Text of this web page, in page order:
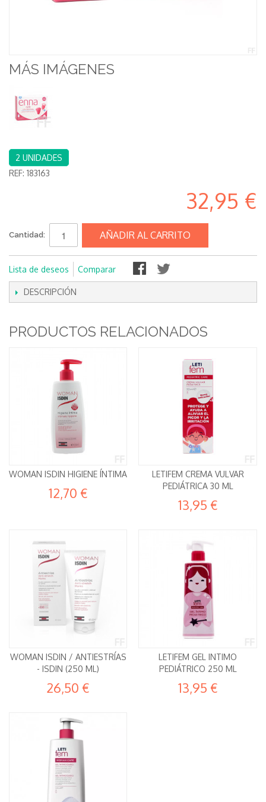
MÁS IMÁGENES
2 UNIDADES
REF: 183163
32,95 €
Cantidad: AÑADIR AL CARRITO
Lista de deseos Comparar
DESCRIPCIÓN
PRODUCTOS RELACIONADOS
WOMAN ISDIN HIGIENE ÍNTIMA
12,70 €
LETIFEM CREMA VULVAR
PEDIÁTRICA 30 ML
13,95 €
WOMAN ISDIN / ANTIESTRÍAS
- ISDIN (250 ML)
26,50 €
LETIFEM GEL INTIMO
PEDIÁTRICO 250 ML
13,95 €